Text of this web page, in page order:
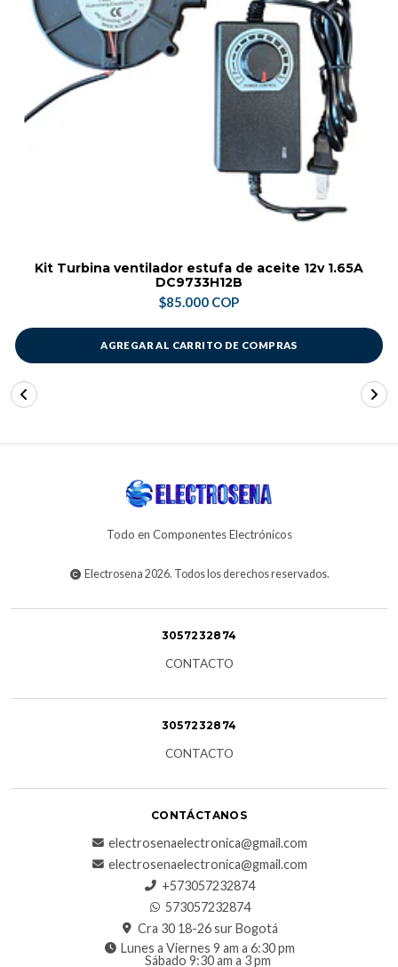
Kit Turbina ventilador estufa de aceite 12v 1.65A
DC9733H12B
$85.000 COP
AGREGAR AL CARRITO DE COMPRAS
Todo en Componentes Electrónicos
Electrosena 2026. Todos los derechos reservados.
3057232874
CONTACTO
3057232874
CONTACTO
CONTÁCTANOS
electrosenaelectronica@gmail.com
electrosenaelectronica@gmail.com
+573057232874
573057232874
Cra 30 18-26 sur Bogotá
Lunes a Viernes 9 am a 6:30 pm
Sábado 9:30 am a 3 pm